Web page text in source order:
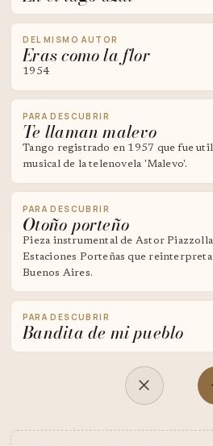
DEL MISMO AUTOR
Eras como la flor
1954
PARA DESCUBRIR
Te llaman malevo
Tango registrado en 1957 que fue
musical de la telenovela 'Malevo'.
PARA DESCUBRIR
Otoño porteño
Pieza instrumental de Astor
Estaciones Porteñas que reinterpreta
Buenos Aires.
PARA DESCUBRIR
Bandita de mi pueblo